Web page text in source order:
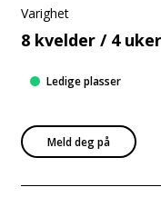
Varighet
8 kvelder / 4 uker
Meld deg på
Ledige plasser